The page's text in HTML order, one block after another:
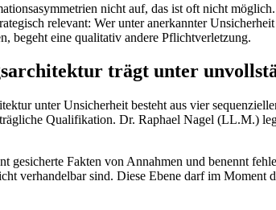
nicht auf, das ist oft nicht
relevant: Wer unter anerkannter
begeht eine qualitativ andere Pflichtverletzung.
trägt unter
unter Unsicherheit besteht aus vier
Qualifikation. Dr. Raphael Nagel (LL.M.)
gesicherte Fakten von Annahmen und benennt
verhandelbar sind. Diese Ebene darf im Moment